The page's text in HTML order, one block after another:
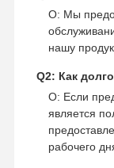
О: Мы
нашу
Q2: Как
О: Если
является
рабочего